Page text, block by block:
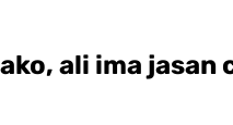
ali ima jasan